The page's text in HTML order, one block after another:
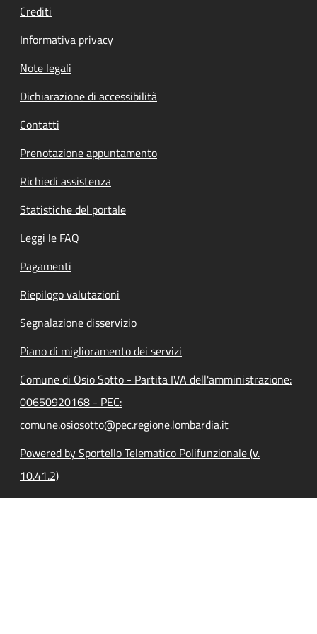
Crediti
Informativa privacy
Note legali
Dichiarazione di accessibilità
Contatti
Prenotazione appuntamento
Richiedi assistenza
Statistiche del portale
Leggi le FAQ
Pagamenti
Riepilogo valutazioni
Segnalazione disservizio
Piano di miglioramento dei servizi
Comune di Osio Sotto - Partita IVA dell'amministrazione:
00650920168 - PEC:
comune.osiosotto@pec.regione.lombardia.it
Powered by Sportello Telematico Polifunzionale (v.
10.41.2)